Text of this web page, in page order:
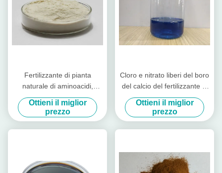
Fertilizzante di pianta
naturale di aminoacidi,
fertilizzante del molibdeno
organico
Ottieni il miglior
prezzo
Cloro e nitrato liberi del boro
del calcio del fertilizzante di
pianta di aminoacidi dello
stato liquido
Ottieni il miglior
prezzo